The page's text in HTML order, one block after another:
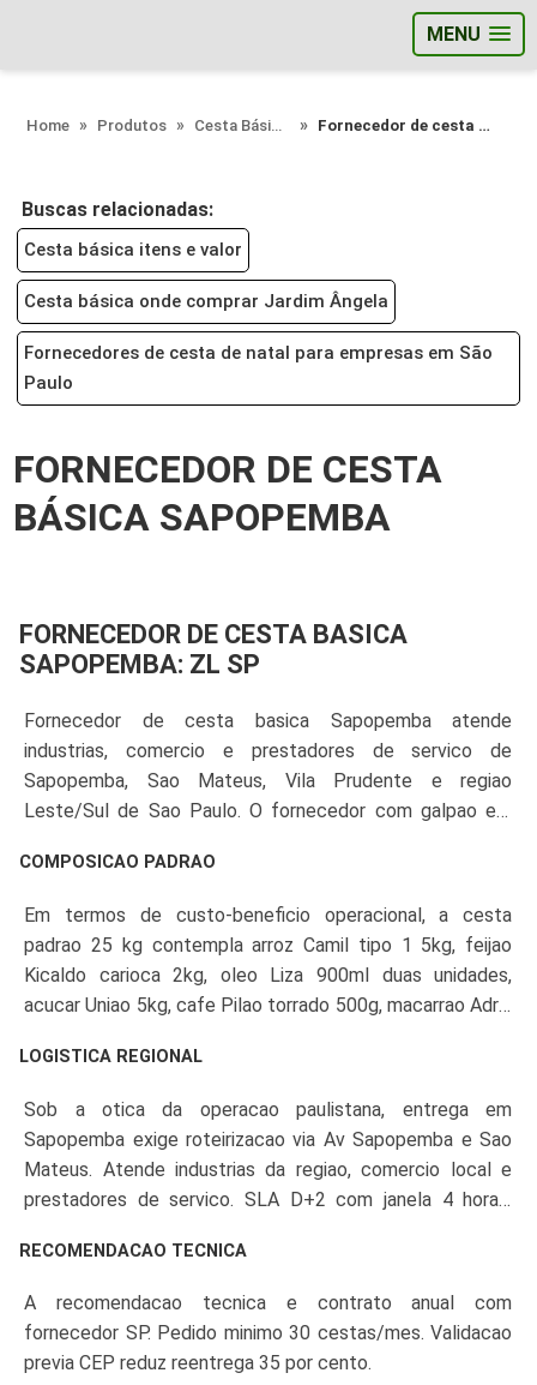
MENU
Home Produtos Cesta Básica - Categoria Fornecedor de cesta básica Sapopemba
Buscas relacionadas:
Cesta básica itens e valor
Cesta básica onde comprar Jardim Ângela
Fornecedores de cesta de natal para empresas em São
Paulo
FORNECEDOR DE CESTA
BÁSICA SAPOPEMBA
FORNECEDOR DE CESTA BASICA
SAPOPEMBA: ZL SP
Fornecedor de cesta basica Sapopemba atende
industrias, comercio e prestadores de servico de
Sapopemba, Sao Mateus, Vila Prudente e regiao
Leste/Sul de Sao Paulo. O fornecedor com galpao em
regular, NFe modelo 55 e atendimento as empresas locais
com colaboradores residentes na regiao com mais de 280
COMPOSICAO PADRAO
Em termos de custo-beneficio operacional, a cesta
padrao 25 kg contempla arroz Camil tipo 1 5kg, feijao
Kicaldo carioca 2kg, oleo Liza 900ml duas unidades,
acucar Uniao 5kg, cafe Pilao torrado 500g, macarrao Adria
sal Cisne 1kg, leite em po Itambe 400g, sardinha Coqueiro
LOGISTICA REGIONAL
Sob a otica da operacao paulistana, entrega em
Sapopemba exige roteirizacao via Av Sapopemba e Sao
Mateus. Atende industrias da regiao, comercio local e
prestadores de servico. SLA D+2 com janela 4 horas,
RECOMENDACAO TECNICA
A recomendacao tecnica e contrato anual com
fornecedor SP. Pedido minimo 30 cestas/mes. Validacao
previa CEP reduz reentrega 35 por cento.